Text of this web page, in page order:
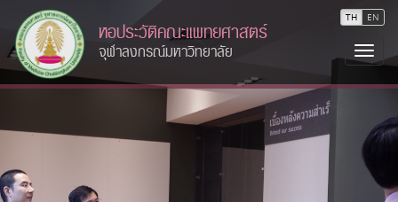
TH EN
หอประวัติคณะแพทยศาสตร์
จุฬาลงกรณ์มหาวิทยาลัย